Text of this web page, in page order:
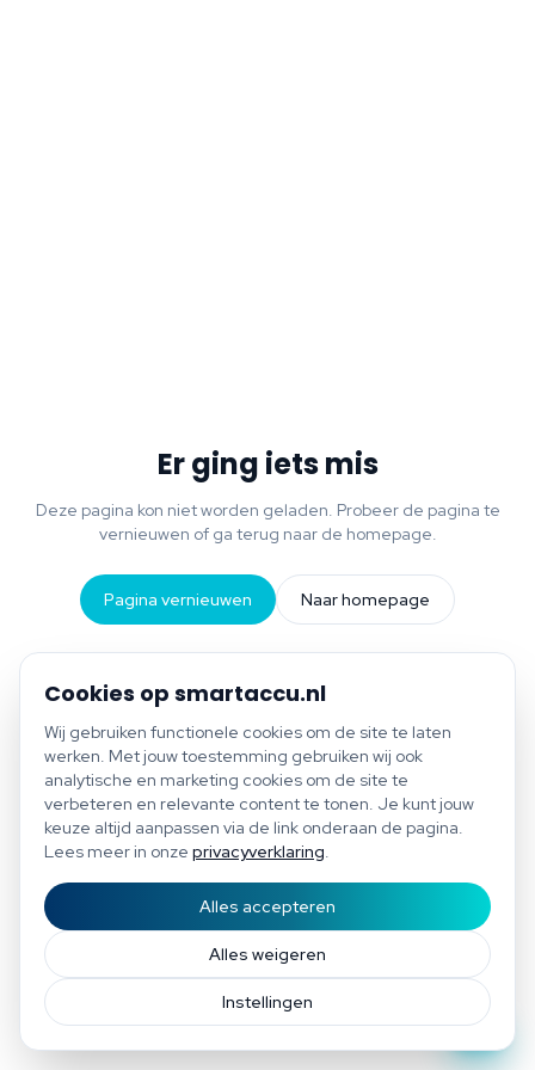
Bespaar tot €1.200 per jaar
Gratis scan of plan direct een afspraak
Cookies op smartaccu.nl
Wij gebruiken functionele cookies om de site te laten
werken. Met jouw toestemming gebruiken wij ook
analytische en marketing cookies om de site te
verbeteren en relevante content te tonen. Je kunt jouw
keuze altijd aanpassen via de link onderaan de pagina.
Lees meer in onze privacyverklaring.
Instellingen
Alles weigeren
Alles accepteren
Er ging iets mis
Deze pagina kon niet worden geladen. Probeer de pagina te
vernieuwen of ga terug naar de homepage.
Pagina vernieuwen Naar homepage